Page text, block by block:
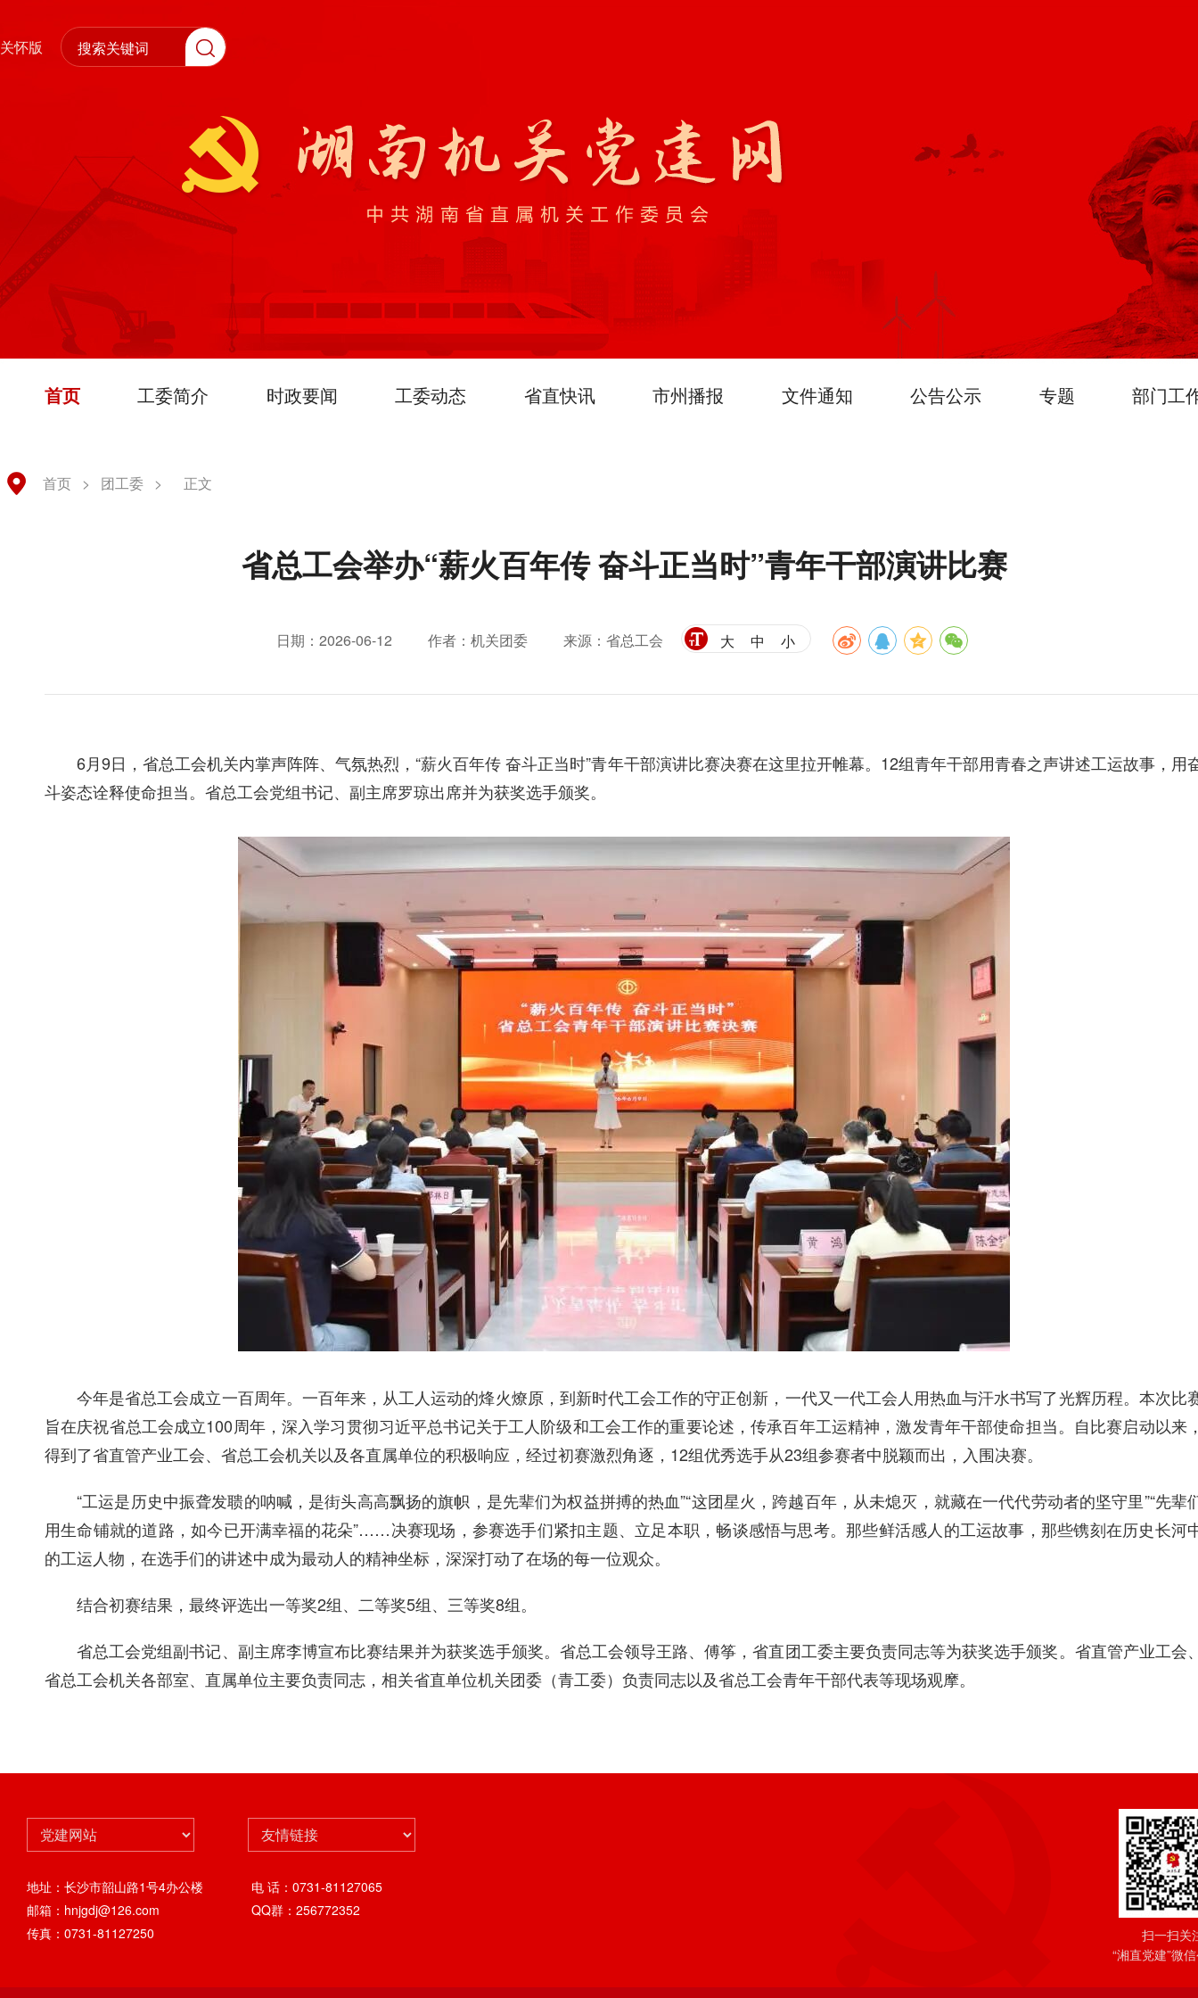
关怀版
首页 工委简介 时政要闻 工委动态 省直快讯 市州播报 文件通知 公告公示 专题 部门工
首页 > 团工委 > 正文
省总工会举办“薪火百年传 奋斗正当时”青年干部演讲比赛
日期：2026-06-12 作者：机关团委 来源：省总工会 大 中 小
6月9日，省总工会机关内掌声阵阵、气氛热烈，“薪火百年传 奋斗正当时”青年干部演讲比赛决赛在这里拉开帷幕。 12组青年干部用青春之声讲述工运故事，用
斗姿态诠释使命担当。省总工会党组书记、副主席罗琼出席并为获奖选手颁奖。
今年是省总工会成立一百周年。一百年来，从工人运动的烽火燎原，到新时代工会工作的守正创新，一代又一代工会人用热血与汗水书写了光辉历程。本次比
旨在庆祝省总工会成立100周年，深入学习贯彻习近平总书记关于工人阶级和工会工作的重要论述，传承百年工运精神，激发青年干部使命担当。自比赛启动以来
得到了省直管产业工会、省总工会机关以及各直属单位的积极响应，经过初赛激烈角逐， 12组优秀选手从23组参赛者中脱颖而出，入围决赛。
“工运是历史中振聋发聩的呐喊，是街头高高飘扬的旗帜，是先辈们为权益拼搏的热血”“这团星火，跨越百年，从未熄灭，就藏在一代代劳动者的坚守里”“先辈
用生命铺就的道路，如今已开满幸福的花朵”……决赛现场，参赛选手们紧扣主题、立足本职，畅谈感悟与思考。那些鲜活感人的工运故事，那些镌刻在历史长河
的工运人物，在选手们的讲述中成为最动人的精神坐标，深深打动了在场的每一位观众。
结合初赛结果，最终评选出一等奖2组、二等奖5组、三等奖8组。
省总工会党组副书记、副主席李博宣布比赛结果并为获奖选手颁奖。省总工会领导王路、傅筝，省直团工委主要负责同志等为获奖选手颁奖。省直管产业工会
省总工会机关各部室、直属单位主要负责同志，相关省直单位机关团委（青工委）负责同志以及省总工会青年干部代表等现场观摩。
地址：长沙市韶山路1号4办公楼
电 话：0731-81127065
邮箱：hnjgdj@126.com
QQ群：256772352
传真：0731-81127250
扫一扫关
“湘直党建”微